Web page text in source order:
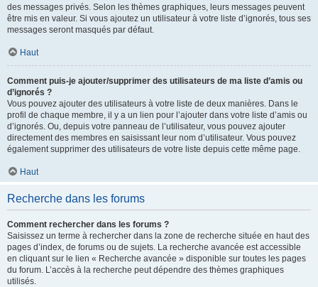
des messages privés. Selon les thèmes graphiques, leurs messages peuvent
être mis en valeur. Si vous ajoutez un utilisateur à votre liste d’ignorés, tous ses
messages seront masqués par défaut.
Haut
Comment puis-je ajouter/supprimer des utilisateurs de ma liste d’amis ou
d’ignorés ?
Vous pouvez ajouter des utilisateurs à votre liste de deux manières. Dans le
profil de chaque membre, il y a un lien pour l’ajouter dans votre liste d’amis ou
d’ignorés. Ou, depuis votre panneau de l’utilisateur, vous pouvez ajouter
directement des membres en saisissant leur nom d’utilisateur. Vous pouvez
également supprimer des utilisateurs de votre liste depuis cette même page.
Haut
Recherche dans les forums
Comment rechercher dans les forums ?
Saisissez un terme à rechercher dans la zone de recherche située en haut des
pages d’index, de forums ou de sujets. La recherche avancée est accessible
en cliquant sur le lien « Recherche avancée » disponible sur toutes les pages
du forum. L’accès à la recherche peut dépendre des thèmes graphiques
utilisés.